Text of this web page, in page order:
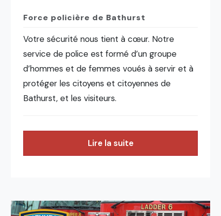
Force policière de Bathurst
Votre sécurité nous tient à cœur. Notre
service de police est formé d’un groupe
d’hommes et de femmes voués à servir et à
protéger les citoyens et citoyennes de
Bathurst, et les visiteurs.
Lire la suite